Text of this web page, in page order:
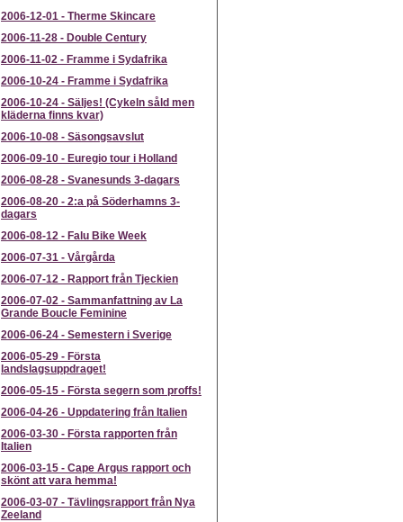
2006-12-01 - Therme Skincare
2006-11-28 - Double Century
2006-11-02 - Framme i Sydafrika
2006-10-24 - Framme i Sydafrika
2006-10-24 - Säljes! (Cykeln såld men
kläderna finns kvar)
2006-10-08 - Säsongsavslut
2006-09-10 - Euregio tour i Holland
2006-08-28 - Svanesunds 3-dagars
2006-08-20 - 2:a på Söderhamns 3-
dagars
2006-08-12 - Falu Bike Week
2006-07-31 - Vårgårda
2006-07-12 - Rapport från Tjeckien
2006-07-02 - Sammanfattning av La
Grande Boucle Feminine
2006-06-24 - Semestern i Sverige
2006-05-29 - Första
landslagsuppdraget!
2006-05-15 - Första segern som proffs!
2006-04-26 - Uppdatering från Italien
2006-03-30 - Första rapporten från
Italien
2006-03-15 - Cape Argus rapport och
skönt att vara hemma!
2006-03-07 - Tävlingsrapport från Nya
Zeeland